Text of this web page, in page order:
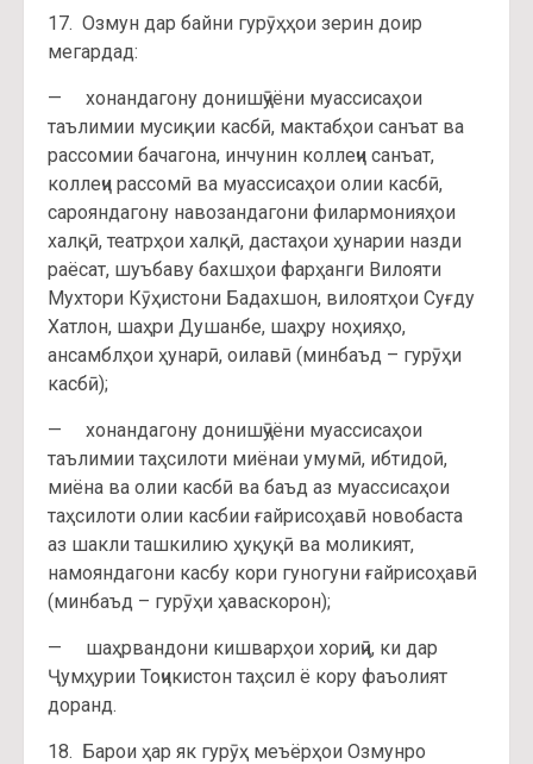
17. Озмун дар байни гурӯҳҳои зерин доир
мегардад:
— хонандагону донишҷӯёни муассисаҳои
таълимии мусиқии касбӣ, мактабҳои санъат ва
рассомии бачагона, инчунин коллеҷи санъат,
коллеҷи рассомӣ ва муассисаҳои олии касбӣ,
сарояндагону навозандагони филармонияҳои
халқӣ, театрҳои халқӣ, дастаҳои ҳунарии назди
раёсат, шуъбаву бахшҳои фарҳанги Вилояти
Мухтори Кӯҳистони Бадахшон, вилоятҳои Суғду
Хатлон, шаҳри Душанбе, шаҳру ноҳияҳо,
ансамблҳои ҳунарӣ, оилавӣ (минбаъд – гурӯҳи
касбӣ);
— хонандагону донишҷӯёни муассисаҳои
таълимии таҳсилоти миёнаи умумӣ, ибтидоӣ,
миёна ва олии касбӣ ва баъд аз муассисаҳои
таҳсилоти олии касбии ғайрисоҳавӣ новобаста
аз шакли ташкилию ҳуқуқӣ ва моликият,
намояндагони касбу кори гуногуни ғайрисоҳавӣ
(минбаъд – гурӯҳи ҳаваскорон);
— шаҳрвандони кишварҳои хориҷӣ, ки дар
Ҷумҳурии Тоҷикистон таҳсил ё кору фаъолият
доранд.
18. Барои ҳар як гурӯҳ меъёрҳои Озмунро